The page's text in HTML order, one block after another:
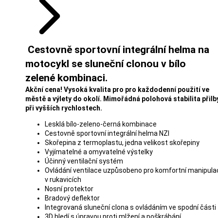
Cestovně sportovní integrální helma na
motocykl se sluneční clonou v bílo
zelené kombinaci.
Akční cena! Vysoká kvalita pro pro každodenní použití ve
městě a výlety do okolí. Mimořádná polohová stabilita
při vyšších rychlostech.
Lesklá bílo-zeleno-černá kombinace
Cestovně sportovní integrální helma NZI
Skořepina z termoplastu, jedna velikost skořepiny
Vyjímatelné a omyvatelné výstelky
Účinný ventilační systém
Ovládání ventilace uzpůsobeno pro komfortní
v rukavicích
Nosní protektor
Bradový deflektor
Integrovaná sluneční clona s ovládáním ve spodní části